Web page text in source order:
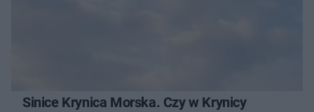
Sinice Krynica Morska. Czy w Krynicy